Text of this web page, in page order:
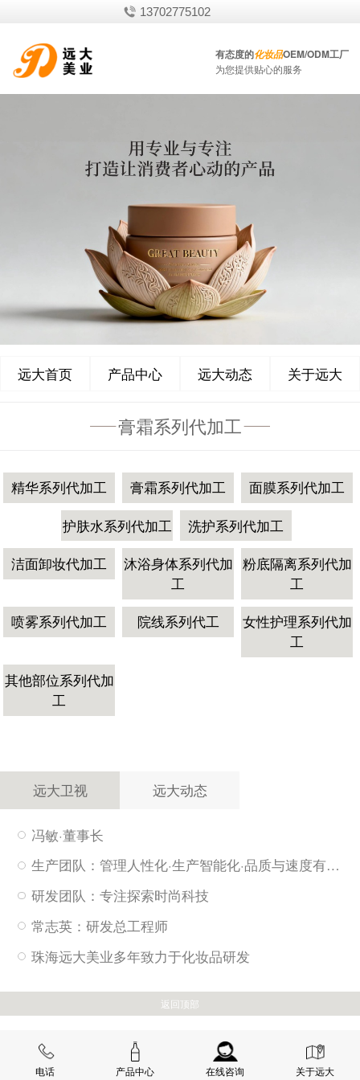
13702775102
有态度的化妆品OEM/ODM工厂
为您提供贴心的服务
远大首页 产品中心 远大动态 关于远大
膏霜系列代加工
精华系列代加工 膏霜系列代加工
面膜系列代加工
护肤水系列代加工
洗护系列代加工
洁面卸妆代加工
沐浴身体系列代加
工
粉底隔离系列代加
工
喷雾系列代加工
院线系列代工
女性护理系列代加
工
其他部位系列代加
工
远大卫视 远大动态
冯敏·董事长
生产团队：管理人性化·生产智能化·品质与速度有保障
研发团队：专注探索时尚科技
常志英：研发总工程师
珠海远大美业多年致力于化妆品研发
返回顶部
电话 产品中心 在线咨询 关于远大